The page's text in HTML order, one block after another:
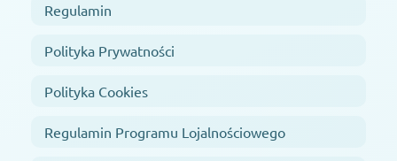
Regulamin
Polityka Prywatności
Polityka Cookies
Regulamin Programu Lojalnościowego